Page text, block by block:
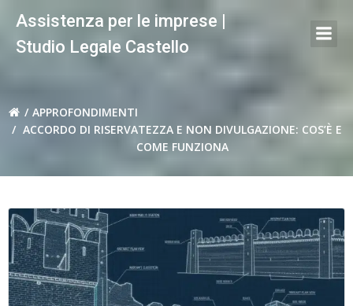
al
contenuto
Assistenza per le imprese |
Studio Legale Castello
APPROFONDIMENTI
ACCORDO DI RISERVATEZZA E NON DIVULGAZIONE: COS’È E
COME FUNZIONA